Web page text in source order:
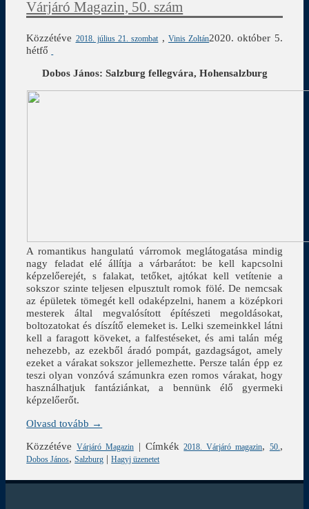
Várjáró Magazin, 50. szám
Közzétéve 2018. július 21. szombat , Vinis Zoltán2020. október 5.
hétfő
Dobos János: Salzburg fellegvára, Hohensalzburg
A romantikus hangulatú várromok meglátogatása mindig
nagy feladat elé állítja a várbarátot: be kell kapcsolni
képzelőerejét, s falakat, tetőket, ajtókat kell vetítenie a
sokszor szinte teljesen elpusztult romok fölé. De nemcsak
az épületek tömegét kell odaképzelni, hanem a középkori
mesterek által megvalósított építészeti megoldásokat,
boltozatokat és díszítő elemeket is. Lelki szemeinkkel látni
kell a faragott köveket, a falfestéseket, és ami talán még
nehezebb, az ezekből áradó pompát, gazdagságot, amely
ezeket a várakat sokszor jellemezhette. Persze talán épp ez
teszi olyan vonzóvá számunkra ezen romos várakat, hogy
használhatjuk fantáziánkat, a bennünk élő gyermeki
képzelőerőt.
Olvasd tovább →
Közzétéve
Várjáró Magazin| Címkék 2018. Várjáró magazin, 50.,
Dobos János,Salzburg |Hagyj üzenetet